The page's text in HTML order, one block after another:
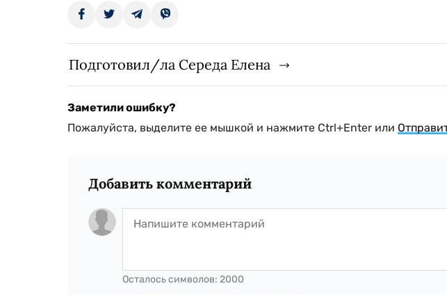
Подготовил/ла Середа Елена
Заметили ошибку?
Пожалуйста, выделите ее мышкой и нажмите Ctrl+Enter или
Добавить комментарий
Осталось символов: 2000